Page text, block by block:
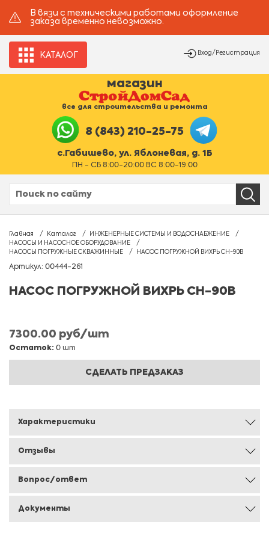
В вязи с техническими работами оформление
заказа временно невозможно.
КАТАЛОГ Вход/Регистрация
магазин
все для строительства и ремонта
8 (843) 210-25-75
с.Габишево, ул. Яблоневая, д. 1Б
ПН - СБ 8:00-20:00 ВС 8:00-19:00
Главная Каталог
ИНЖЕНЕРНЫЕ СИСТЕМЫ И ВОДОСНАБЖЕНИЕ
НАСОСЫ И НАСОСНОЕ ОБОРУДОВАНИЕ
НАСОСЫ ПОГРУЖНЫЕ СКВАЖИННЫЕ
НАСОС ПОГРУЖНОЙ ВИХРЬ СН-90В
Артикул: 00444-261
НАСОС ПОГРУЖНОЙ ВИХРЬ СН-90В
7300.00 руб/шт
Остаток: 0 шт
СДЕЛАТЬ ПРЕДЗАКАЗ
Характеристики
Отзывы
Вопрос/ответ
Документы